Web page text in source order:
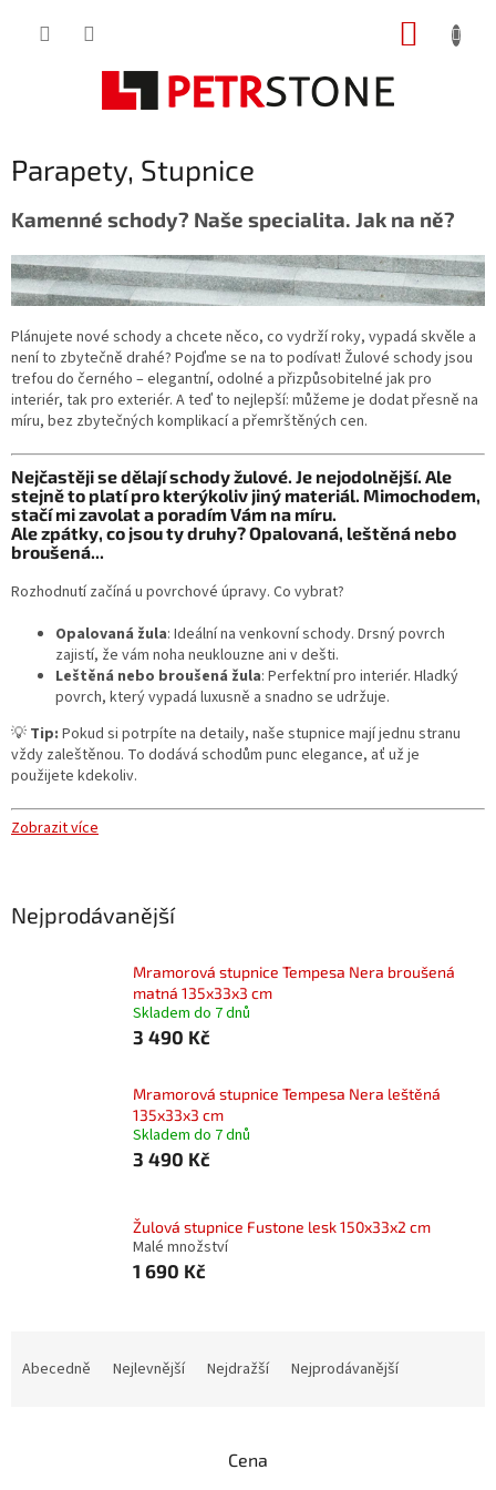
Parapety, Stupnice
Kamenné schody? Naše specialita. Jak na ně?
Plánujete nové schody a chcete něco, co vydrží roky, vypadá skvěle a
není to zbytečně drahé? Pojďme se na to podívat! Žulové schody jsou
trefou do černého – elegantní, odolné a přizpůsobitelné jak pro
interiér, tak pro exteriér. A teď to nejlepší: můžeme je dodat přesně na
míru, bez zbytečných komplikací a přemrštěných cen.
Nejčastěji se dělají schody žulové. Je nejodolnější. Ale
stejně to platí pro kterýkoliv jiný materiál. Mimochodem,
stačí mi zavolat a poradím Vám na míru.
Ale zpátky, co jsou ty druhy? Opalovaná, leštěná nebo
broušená...
Rozhodnutí začíná u povrchové úpravy. Co vybrat?
Opalovaná žula: Ideální na venkovní schody. Drsný povrch
zajistí, že vám noha neuklouzne ani v dešti.
Leštěná nebo broušená žula: Perfektní pro interiér. Hladký
povrch, který vypadá luxusně a snadno se udržuje.
💡 Tip: Pokud si potrpíte na detaily, naše stupnice mají jednu stranu
vždy zaleštěnou. To dodává schodům punc elegance, ať už je
použijete kdekoliv.
Zobrazit více
Nejprodávanější
Mramorová stupnice Tempesa Nera broušená
matná 135x33x3 cm
Skladem do 7 dnů
3 490 Kč
Mramorová stupnice Tempesa Nera leštěná
135x33x3 cm
Skladem do 7 dnů
3 490 Kč
Žulová stupnice Fustone lesk 150x33x2 cm
Malé množství
1 690 Kč
Abecedně Nejlevnější Nejdražší Nejprodávanější
Cena